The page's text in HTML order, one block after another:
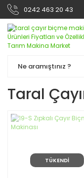
0242 463 20 43
Taral
TÜKENDİ